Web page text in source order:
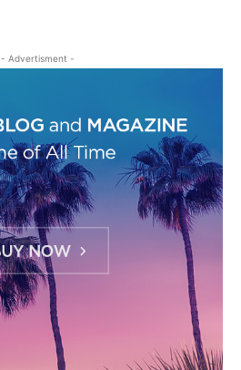
- Advertisment -